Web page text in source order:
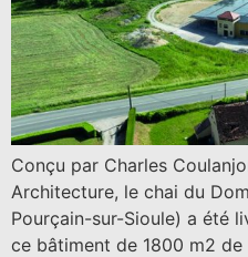
Conçu par Charles
Architecture, le chai du
Pourçain-sur-Sioule) a été
ce bâtiment de 1800 m2